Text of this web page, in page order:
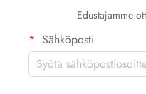
Edustajamme
Sähköposti